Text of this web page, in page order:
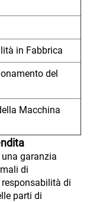
in Fabbrica
del
Macchina
garanzia
di
di
parti di